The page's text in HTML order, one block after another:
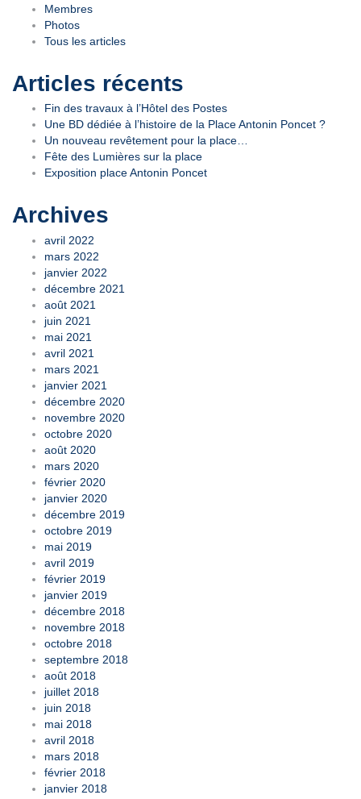
Membres
Photos
Tous les articles
Articles récents
Fin des travaux à l’Hôtel des Postes
Une BD dédiée à l’histoire de la Place Antonin Poncet ?
Un nouveau revêtement pour la place…
Fête des Lumières sur la place
Exposition place Antonin Poncet
Archives
avril 2022
mars 2022
janvier 2022
décembre 2021
août 2021
juin 2021
mai 2021
avril 2021
mars 2021
janvier 2021
décembre 2020
novembre 2020
octobre 2020
août 2020
mars 2020
février 2020
janvier 2020
décembre 2019
octobre 2019
mai 2019
avril 2019
février 2019
janvier 2019
décembre 2018
novembre 2018
octobre 2018
septembre 2018
août 2018
juillet 2018
juin 2018
mai 2018
avril 2018
mars 2018
février 2018
janvier 2018